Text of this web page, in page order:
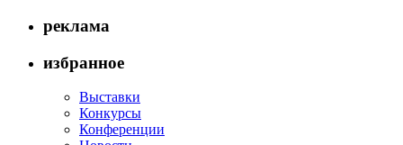
реклама
избранное
Выставки
Конкурсы
Конференции